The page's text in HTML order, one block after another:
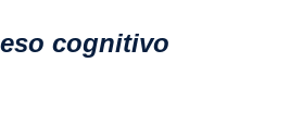
cognitivo